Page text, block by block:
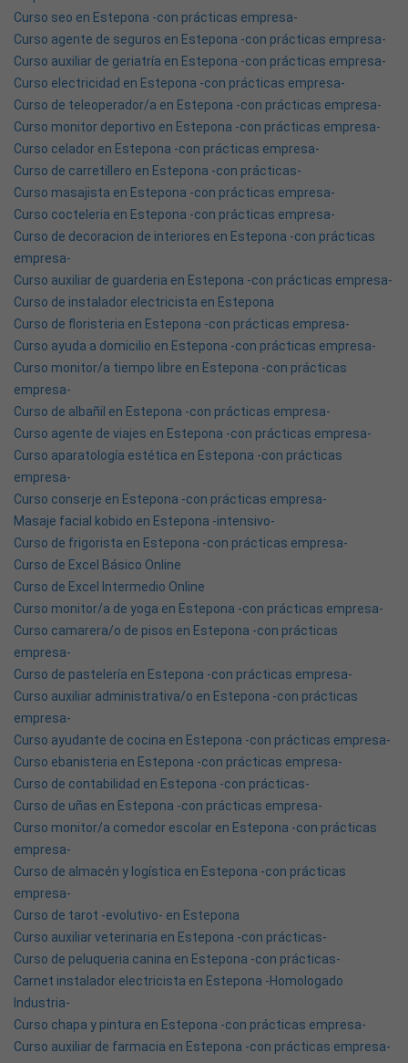
Curso seo en Estepona -con prácticas empresa-
Curso agente de seguros en Estepona -con prácticas empresa-
Curso auxiliar de geriatría en Estepona -con prácticas empresa-
Curso electricidad en Estepona -con prácticas empresa-
Curso de teleoperador/a en Estepona -con prácticas empresa-
Curso monitor deportivo en Estepona -con prácticas empresa-
Curso celador en Estepona -con prácticas empresa-
Curso de carretillero en Estepona -con prácticas-
Curso masajista en Estepona -con prácticas empresa-
Curso cocteleria en Estepona -con prácticas empresa-
Curso de decoracion de interiores en Estepona -con prácticas
empresa-
Curso auxiliar de guarderia en Estepona -con prácticas empresa-
Curso de instalador electricista en Estepona
Curso de floristeria en Estepona -con prácticas empresa-
Curso ayuda a domicilio en Estepona -con prácticas empresa-
Curso monitor/a tiempo libre en Estepona -con prácticas
empresa-
Curso de albañil en Estepona -con prácticas empresa-
Curso agente de viajes en Estepona -con prácticas empresa-
Curso aparatología estética en Estepona -con prácticas
empresa-
Curso conserje en Estepona -con prácticas empresa-
Masaje facial kobido en Estepona -intensivo-
Curso de frigorista en Estepona -con prácticas empresa-
Curso de Excel Básico Online
Curso de Excel Intermedio Online
Curso monitor/a de yoga en Estepona -con prácticas empresa-
Curso camarera/o de pisos en Estepona -con prácticas
empresa-
Curso de pastelería en Estepona -con prácticas empresa-
Curso auxiliar administrativa/o en Estepona -con prácticas
empresa-
Curso ayudante de cocina en Estepona -con prácticas empresa-
Curso ebanisteria en Estepona -con prácticas empresa-
Curso de contabilidad en Estepona -con prácticas-
Curso de uñas en Estepona -con prácticas empresa-
Curso monitor/a comedor escolar en Estepona -con prácticas
empresa-
Curso de almacén y logística en Estepona -con prácticas
empresa-
Curso de tarot -evolutivo- en Estepona
Curso auxiliar veterinaria en Estepona -con prácticas-
Curso de peluqueria canina en Estepona -con prácticas-
Carnet instalador electricista en Estepona -Homologado
Industria-
Curso chapa y pintura en Estepona -con prácticas empresa-
Curso auxiliar de farmacia en Estepona -con prácticas empresa-